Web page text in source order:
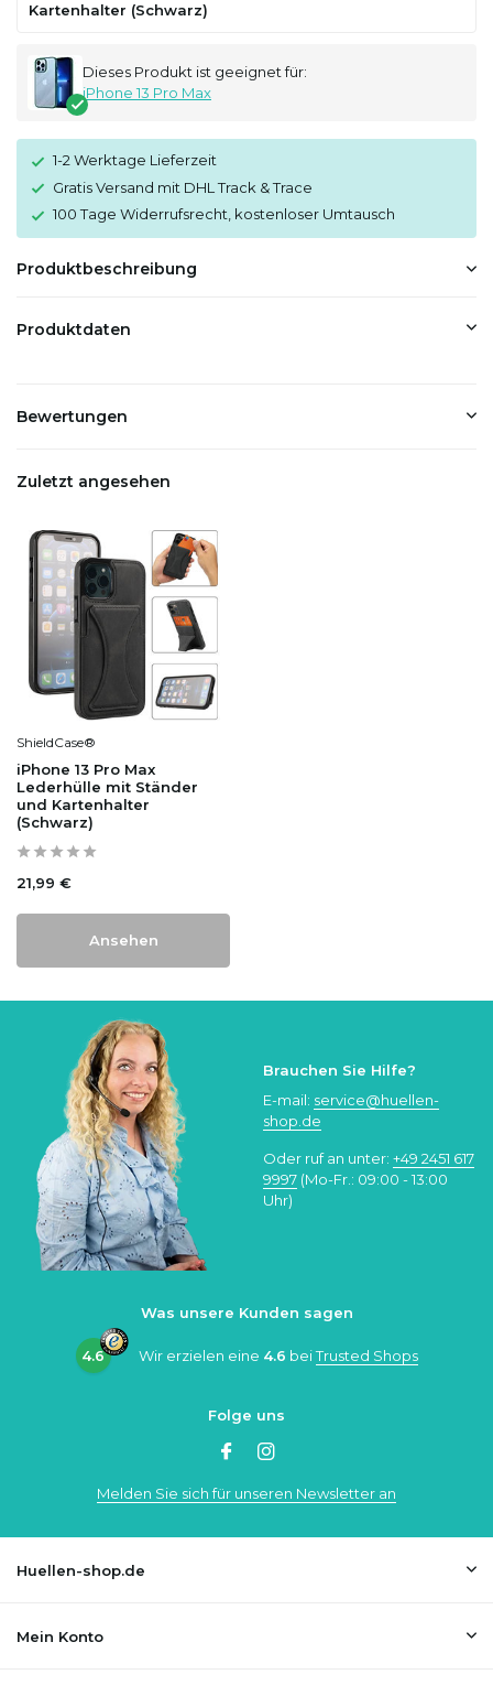
Kartenhalter (Schwarz)
Dieses Produkt ist geeignet für:
iPhone 13 Pro Max
1-2 Werktage Lieferzeit
Gratis Versand mit DHL Track & Trace
100 Tage Widerrufsrecht, kostenloser Umtausch
Produktbeschreibung
Produktdaten
Bewertungen
Zuletzt angesehen
ShieldCase®
iPhone 13 Pro Max
Lederhülle mit Ständer
und Kartenhalter
(Schwarz)
21,99 €
Ansehen
Brauchen Sie Hilfe?
E-mail: service@huellen-
shop.de
Oder ruf an unter: +49 2451 617
9997 (Mo-Fr.: 09:00 - 13:00
Uhr)
Was unsere Kunden sagen
4.6 Wir erzielen eine 4.6 beiTrusted Shops
Folge uns
Melden Sie sich für unseren Newsletter an
Huellen-shop.de
Mein Konto